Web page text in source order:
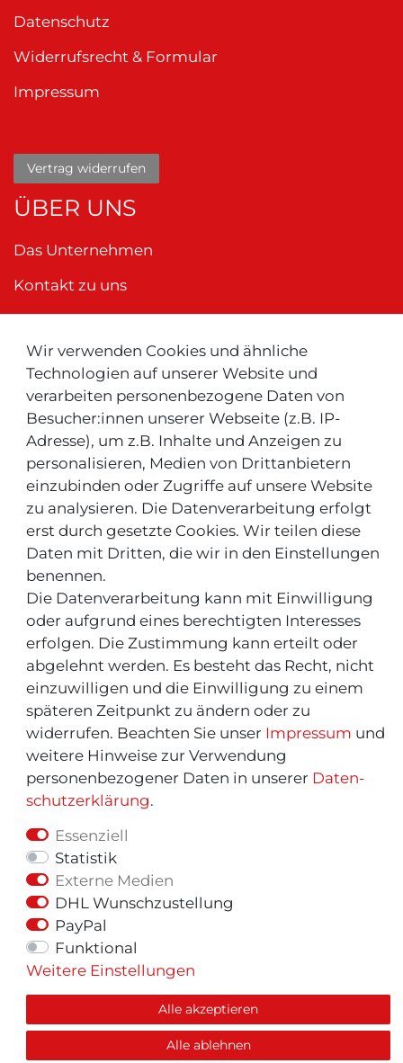
Wir verwenden Cookies und ähnliche
Technologien auf unserer Website und
verarbeiten personenbezogene Daten von
Besucher:innen unserer Webseite (z.B. IP-
Adresse), um z.B. Inhalte und Anzeigen zu
personalisieren, Medien von Drittanbietern
einzubinden oder Zugriffe auf unsere Website
zu analysieren. Die Datenverarbeitung erfolgt
erst durch gesetzte Cookies. Wir teilen diese
Daten mit Dritten, die wir in den Einstellungen
benennen.
Die Datenverarbeitung kann mit Einwilligung
oder aufgrund eines berechtigten Interesses
erfolgen. Die Zustimmung kann erteilt oder
abgelehnt werden. Es besteht das Recht, nicht
einzuwilligen und die Einwilligung zu einem
späteren Zeitpunkt zu ändern oder zu
widerrufen. Beachten Sie unser Impressum und
weitere Hinweise zur Verwendung
personenbezogener Daten in unserer Daten­
schutz­erklärung.
Essenziell
Statistik
Externe Medien
DHL Wunschzustellung
PayPal
Funktional
Weitere Einstellungen
Alle akzeptieren
Alle ablehnen
Datenschutz
Widerrufsrecht & Formular
Impressum
Vertrag widerrufen
ÜBER UNS
Das Unternehmen
Kontakt zu uns
Neu ! Für Kunden aus der Schweiz:
INFOS & TIPPS
Rücksendeservice/-Informationen
Informationen "MeinEinkauf.ch"
© Copyright 2026 | Alle Rechte vorbehalten.